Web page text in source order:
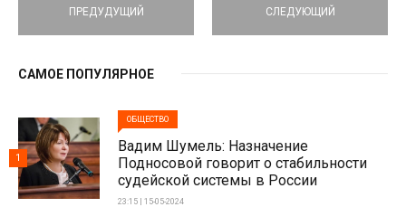
ПРЕДУДУЩИЙ СЛЕДУЮЩИЙ
САМОЕ ПОПУЛЯРНОЕ
ОБЩЕСТВО
Вадим Шумель: Назначение
Подносовой говорит о стабильности
судейской системы в России
23:15 | 15-05-2024
1